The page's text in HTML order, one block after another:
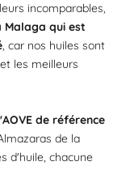
incomparables,
Malaga qui est
, car nos huiles sont
les meilleurs
de référence
de la
d'huile, chacune